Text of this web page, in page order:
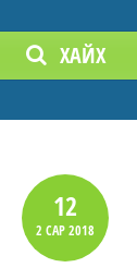
ХАЙХ
12
2 САР2018